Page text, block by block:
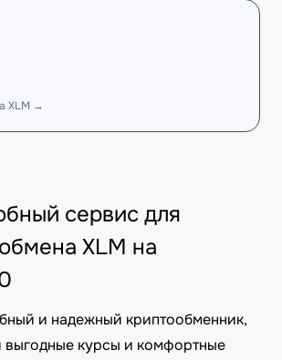
XLM →
сервис для
XLM на
и надежный криптообменник,
курсы и комфортные